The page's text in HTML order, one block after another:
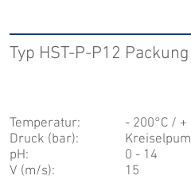
Typ HST-P-P12
Temperatur:
Druck (bar):
pH:
V (m/s):
- 200°C / +
0 - 14
15